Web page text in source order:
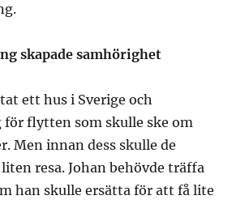
skapade samhörighet
ett hus i Sverige och
för flytten som skulle ske om
Men innan dess skulle de
resa. Johan behövde träffa
han skulle ersätta för att få lite